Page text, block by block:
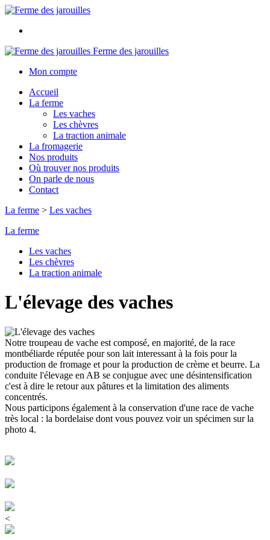
Ferme des jarouilles
Mon compte
Accueil
La ferme
Les vaches
Les chèvres
La traction animale
La fromagerie
Nos produits
Où trouver nos produits
On parle de nous
Contact
La ferme > Les vaches
La ferme
Les vaches
Les chèvres
La traction animale
L'élevage des vaches
Notre troupeau de vache est composé, en majorité, de la race
montbéliarde réputée pour son lait interessant à la fois pour la
production de fromage et pour la production de crème et beurre. La
conduite l'élevage en AB se conjugue avec une désintensification
c'est à dire le retour aux pâtures et la limitation des aliments
concentrés.
Nous participons également à la conservation d'une race de vache
très local : la bordelaise dont vous pouvez voir un spécimen sur la
photo 4.
<